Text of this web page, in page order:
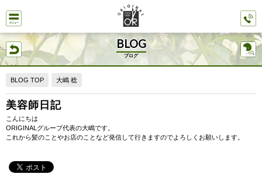
BLOG
ブログ
BLOG TOP 大嶋 稔
美容師日記
こんにちは
ORIGINALグループ代表の大嶋です。
これから髪のことやお店のことなど発信して行きますのでよろしくお願いします。